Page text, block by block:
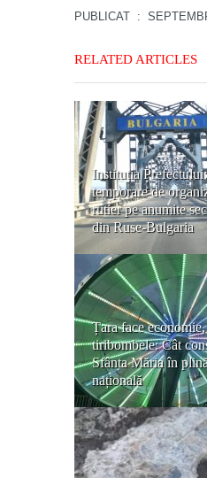
PUBLICAT :
RELATED ARTICLES
Instituția
temporare de
rutier pe anumite
din Ruse-Bulgaria
Țara face
tiribombele: Cât
Sfânta Măria în
națională